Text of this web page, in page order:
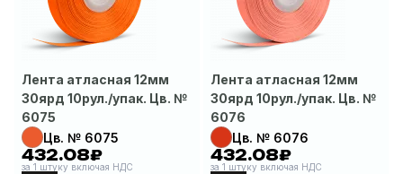
Лента атласная 12мм
30ярд 10рул./упак. Цв. №
6075
Цв. № 6075
432.08₽
за 1 штуку включая НДС
Лента атласная 12мм
30ярд 10рул./упак. Цв. №
6076
Цв. № 6076
432.08₽
за 1 штуку включая НДС